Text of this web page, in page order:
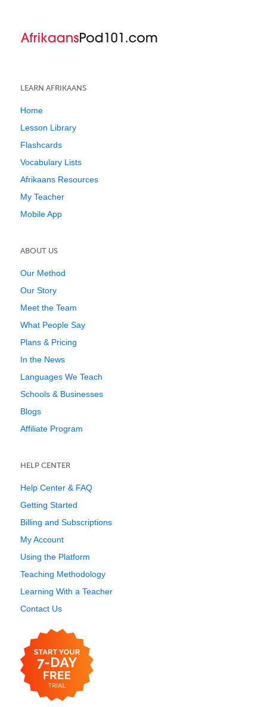
LEARN AFRIKAANS
Home
Lesson Library
Flashcards
Vocabulary Lists
Afrikaans Resources
My Teacher
Mobile App
ABOUT US
Our Method
Our Story
Meet the Team
What People Say
Plans & Pricing
In the News
Languages We Teach
Schools & Businesses
Blogs
Affiliate Program
HELP CENTER
Help Center & FAQ
Getting Started
Billing and Subscriptions
My Account
Using the Platform
Teaching Methodology
Learning With a Teacher
Contact Us